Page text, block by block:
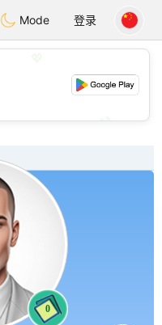
Citas
Mode 登录
💕
0